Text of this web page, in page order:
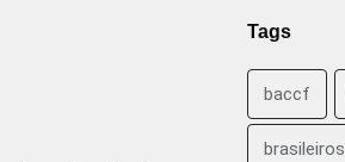
Tags
baccf
brasileiros